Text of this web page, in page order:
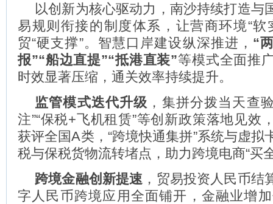
以创新为核心驱动力，南沙持续打造与
易规则衔接的制度体系，让营商环境“软
贸“硬支撑”。智慧口岸建设纵深推进， “
报”“船边直提”“抵港直装”等模式全面推
时效显著压缩，通关效率持续提升。
监管模式迭代升级 ，集拼分拨当天查
注”“保税+飞机租赁”等创新政策落地见效
获评全国A类，“跨境快通集拼”系统与虚拟
税与保税货物流转堵点，助力跨境电商“买
跨境金融创新提速 ，贸易投资人民币结
字人民币跨境应用全面铺开，金融业增